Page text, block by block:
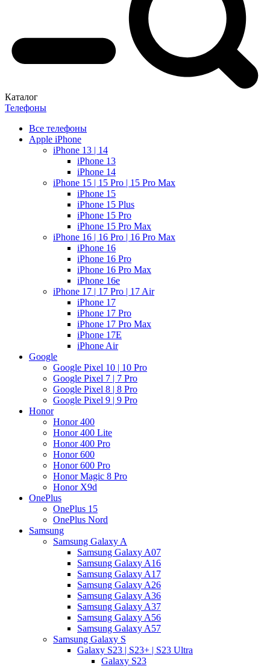
Каталог
Телефоны
Все телефоны
Apple iPhone
iPhone 13 | 14
iPhone 13
iPhone 14
iPhone 15 | 15 Pro | 15 Pro Max
iPhone 15
iPhone 15 Plus
iPhone 15 Pro
iPhone 15 Pro Max
iPhone 16 | 16 Pro | 16 Pro Max
iPhone 16
iPhone 16 Pro
iPhone 16 Pro Max
iPhone 16e
iPhone 17 | 17 Pro | 17 Air
iPhone 17
iPhone 17 Pro
iPhone 17 Pro Max
iPhone 17E
iPhone Air
Google
Google Pixel 10 | 10 Pro
Google Pixel 7 | 7 Pro
Google Pixel 8 | 8 Pro
Google Pixel 9 | 9 Pro
Honor
Honor 400
Honor 400 Lite
Honor 400 Pro
Honor 600
Honor 600 Pro
Honor Magic 8 Pro
Honor X9d
OnePlus
OnePlus 15
OnePlus Nord
Samsung
Samsung Galaxy A
Samsung Galaxy A07
Samsung Galaxy A16
Samsung Galaxy A17
Samsung Galaxy A26
Samsung Galaxy A36
Samsung Galaxy A37
Samsung Galaxy A56
Samsung Galaxy A57
Samsung Galaxy S
Galaxy S23 | S23+ | S23 Ultra
Galaxy S23